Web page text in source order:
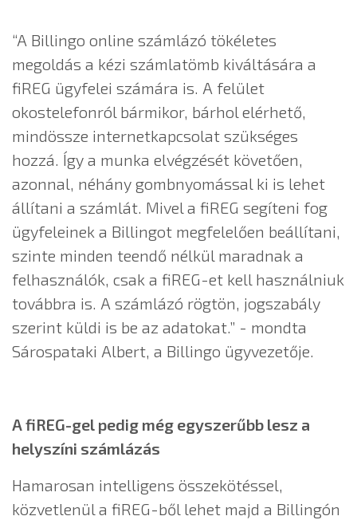
“A Billingo online számlázó tökéletes
megoldás a kézi számlatömb kiváltására a
fiREG ügyfelei számára is. A felület
okostelefonról bármikor, bárhol elérhető,
mindössze internetkapcsolat szükséges
hozzá. Így a munka elvégzését követően,
azonnal, néhány gombnyomással ki is lehet
állítani a számlát. Mivel a fiREG segíteni fog
ügyfeleinek a Billingot megfelelően beállítani,
szinte minden teendő nélkül maradnak a
felhasználók, csak a fiREG-et kell használniuk
továbbra is. A számlázó rögtön, jogszabály
szerint küldi is be az adatokat.” - mondta
Sárospataki Albert, a Billingo ügyvezetője.
A fiREG-gel pedig még egyszerűbb lesz a
helyszíni számlázás
Hamarosan intelligens összekötéssel,
közvetlenül a fiREG-ből lehet majd a Billingón